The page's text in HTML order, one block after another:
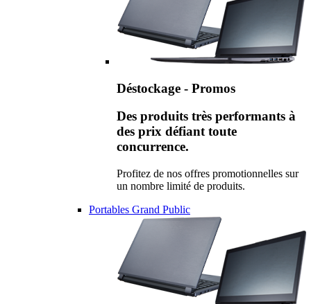
Déstockage - Promos
Des produits très performants à
des prix défiant toute
concurrence.
Profitez de nos offres promotionnelles sur
un nombre limité de produits.
Portables Grand Public